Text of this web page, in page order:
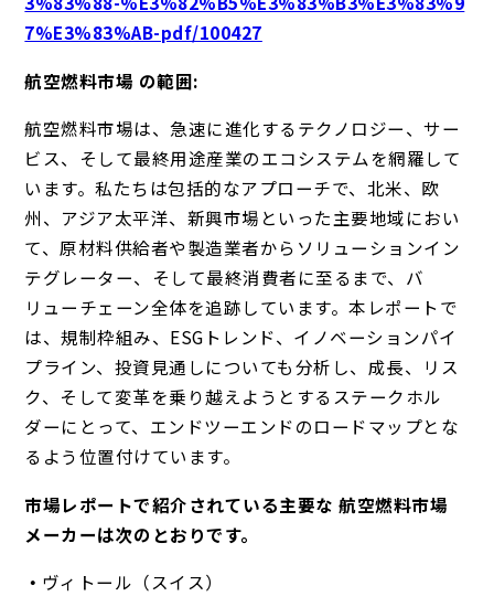
7%E3%83%AB-pdf/100427
航空燃料市場 の範囲:
航空燃料市場は、急速に進化するテクノロジー、サー
ビス、そして最終用途産業のエコシステムを網羅して
います。私たちは包括的なアプローチで、北米、欧
州、アジア太平洋、新興市場といった主要地域におい
て、原材料供給者や製造業者からソリューションイン
テグレーター、そして最終消費者に至るまで、バ
リューチェーン全体を追跡しています。本レポートで
は、規制枠組み、ESGトレンド、イノベーションパイ
プライン、投資見通しについても分析し、成長、リス
ク、そして変革を乗り越えようとするステークホル
ダーにとって、エンドツーエンドのロードマップとな
るよう位置付けています。
市場レポートで紹介されている主要な 航空燃料市場
メーカーは次のとおりです。
ヴィトール（スイス）